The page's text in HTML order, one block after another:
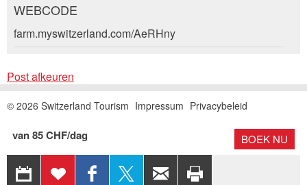
Vermelding niet langer geldig
Onvolledige vermelding
* Invoer vereist
van 85 CHF/dag BOEK NU
Boekingsaanvraag
Aankomst *
Open
AUGUSTUS 2026
ma di
zo
29 30 31
AUGUSTUS
wo do vr
WEBCODE
farm.myswitzerland.com/AeRHny
Post afkeuren
EXPORTEREN
NAAR
TOEVOEGEN
AAN
DELEN OP
FACEBOOK
OP X
AANBEVELEN
PER E-MAIL
© 2026 Switzerland Tourism Impressum Privacybeleid